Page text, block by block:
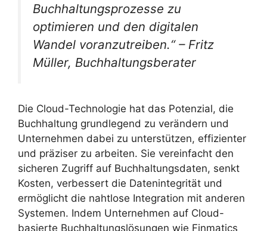
Buchhaltungsprozesse zu
optimieren und den digitalen
Wandel voranzutreiben.“ – Fritz
Müller, Buchhaltungsberater
Die Cloud-Technologie hat das Potenzial, die
Buchhaltung grundlegend zu verändern und
Unternehmen dabei zu unterstützen, effizienter
und präziser zu arbeiten. Sie vereinfacht den
sicheren Zugriff auf Buchhaltungsdaten, senkt
Kosten, verbessert die Datenintegrität und
ermöglicht die nahtlose Integration mit anderen
Systemen. Indem Unternehmen auf Cloud-
basierte Buchhaltungslösungen wie Finmatics